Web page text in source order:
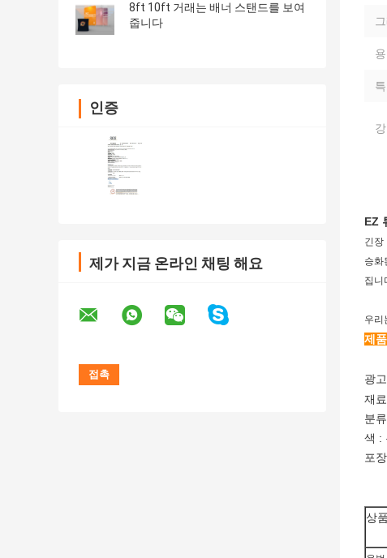
8ft 10ft 거래는 배너 스탠드를 보여
줍니다
인증
제가 지금 온라인 채팅 해요
EZ
긴장
승화
집니
우리
제
광
재
분
색 :
포
상